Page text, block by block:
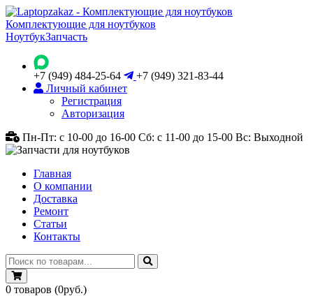
Комплектующие для ноутбуков
НоутбукЗапчасть
+7 (949) 484-25-64
+7 (949) 321-83-44
Личный кабинет
Регистрация
Авторизация
Пн-Пт: с 10-00 до 16-00 Сб: с 11-00 до 15-00 Вс: Выходной
Главная
О компании
Доставка
Ремонт
Статьи
Контакты
0 товаров (0руб.)